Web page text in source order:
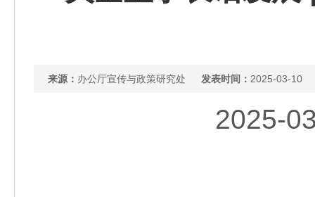
来源： 办公厅宣传与政策研究处 发表时间： 2025-03-10
2025-